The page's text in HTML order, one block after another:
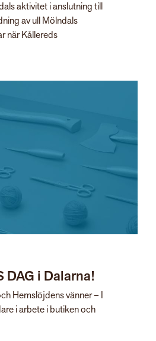
aktivitet i anslutning till
av ull Mölndals
när Kållereds
DAG i Dalarna!
Hemslöjdens vänner – I
i arbete i butiken och